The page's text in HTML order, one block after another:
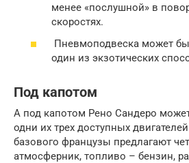
менее «послушной» в
скоростях.
Пневмоподвеска может
один из экзотических
Под капотом
А под капотом Рено Сандеро
одни их трех доступных
базового французы предлагают
атмосферник, топливо – бензин,